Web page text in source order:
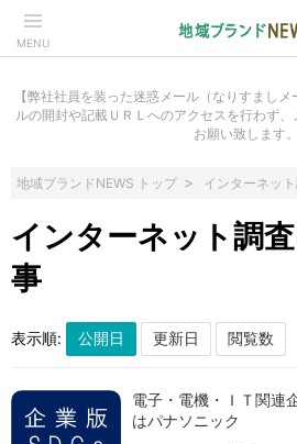
MENU
【弊社社員を装った迷惑メール（なりすまし
ルの開封や記載ＵＲＬへのアクセスを行わず
お願い致します。
地域ブランドNEWS トップ インターネッ
インターネット調
事
表示順:
電子・電機・ＩＴ関連
はパナソニック